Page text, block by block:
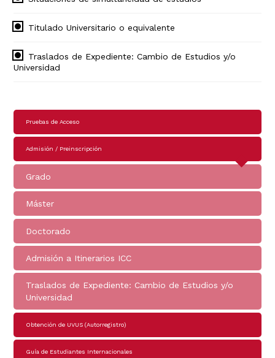
Titulado Universitario o equivalente
Traslados de Expediente: Cambio de Estudios y/o
Universidad
Navegación
principal
Pruebas de Acceso
Admisión / Preinscripción
Grado
Máster
Doctorado
Admisión a Itinerarios ICC
Traslados de Expediente: Cambio de Estudios y/o
Universidad
Obtención de UVUS (Autorregistro)
Guía de Estudiantes Internacionales